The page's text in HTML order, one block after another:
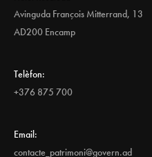
Avinguda François Mitterrand, 13
AD200 Encamp
Telèfon:
+376 875 700
Email:
contacte_patrimoni@govern.ad